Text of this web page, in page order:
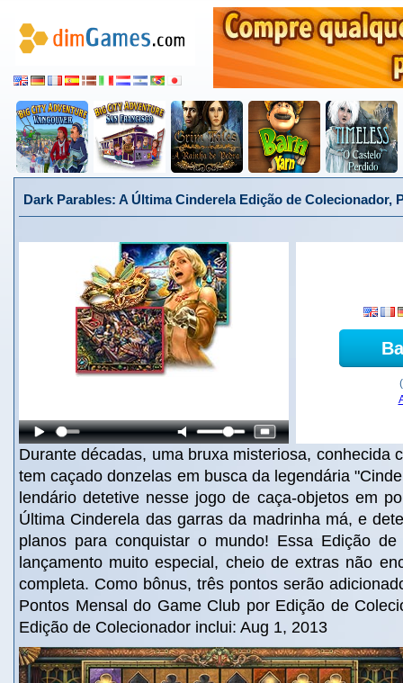
Dark Parables: A Última Cinderela Edição de Colecionador,
Durante décadas, uma bruxa misteriosa, conhecida
tem caçado donzelas em busca da legendária
lendário detetive nesse jogo de caça-objetos em
Última Cinderela das garras da madrinha má, e
planos para conquistar o mundo! Essa Edição
lançamento muito especial, cheio de extras não
completa. Como bônus, três pontos serão
Pontos Mensal do Game Club por Edição de
Edição de Colecionador inclui: Aug 1, 2013